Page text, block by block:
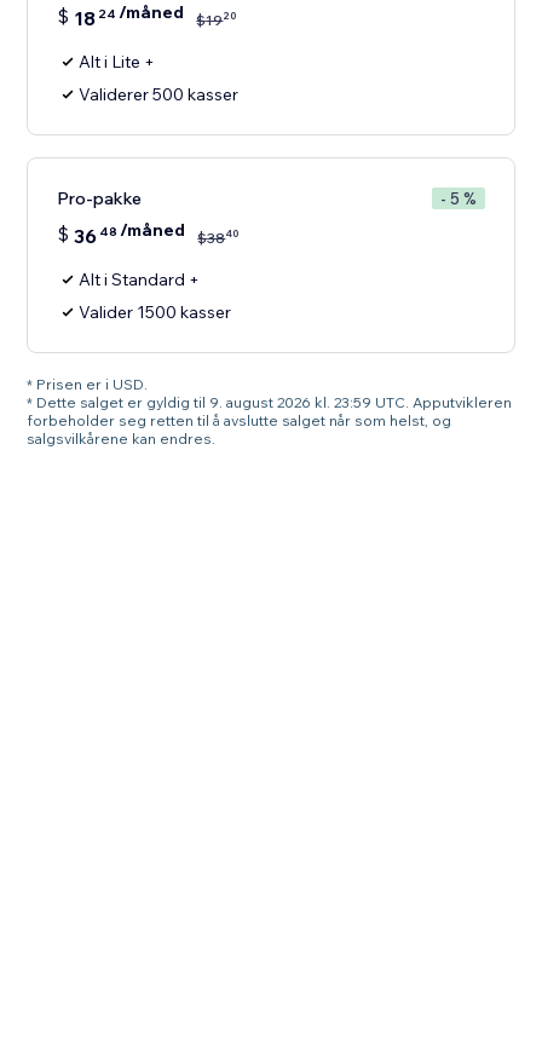
$ 18 24 /måned $1920
Alt i Lite +
Validerer 500 kasser
Pro-pakke - 5 %
$ 36 48 /måned $3840
Alt i Standard +
Valider 1500 kasser
* Prisen er i USD.
* Dette salget er gyldig til 9. august 2026 kl. 23:59 UTC. Apputvikleren
forbeholder seg retten til å avslutte salget når som helst, og
salgsvilkårene kan endres.